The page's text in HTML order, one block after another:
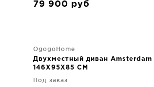
79 900 руб
OgogoHome
Двухместный диван Amsterdam
146X95X85 CM
Под заказ